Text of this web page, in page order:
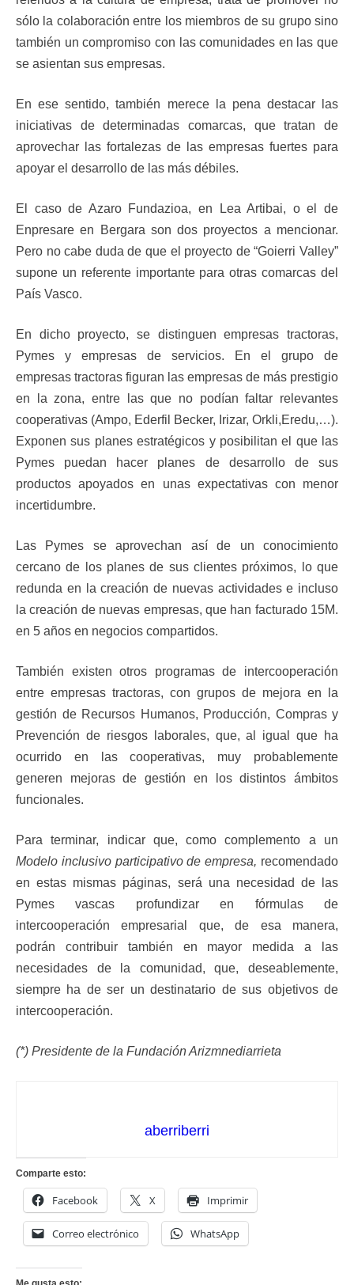
sólo la colaboración entre los miembros de su grupo sino
también un compromiso con las comunidades en las que
se asientan sus empresas.
En ese sentido, también merece la pena destacar las
iniciativas de determinadas comarcas, que tratan de
aprovechar las fortalezas de las empresas fuertes para
apoyar el desarrollo de las más débiles.
El caso de Azaro Fundazioa, en Lea Artibai, o el de
Enpresare en Bergara son dos proyectos a mencionar.
Pero no cabe duda de que el proyecto de “Goierri Valley”
supone un referente importante para otras comarcas del
País Vasco.
En dicho proyecto, se distinguen empresas tractoras,
Pymes y empresas de servicios. En el grupo de
empresas tractoras figuran las empresas de más prestigio
en la zona, entre las que no podían faltar relevantes
cooperativas (Ampo, Ederfil Becker, Irizar, Orkli,Eredu,…).
Exponen sus planes estratégicos y posibilitan el que las
Pymes puedan hacer planes de desarrollo de sus
productos apoyados en unas expectativas con menor
incertidumbre.
Las Pymes se aprovechan así de un conocimiento
cercano de los planes de sus clientes próximos, lo que
redunda en la creación de nuevas actividades e incluso
la creación de nuevas empresas, que han facturado 15M.
en 5 años en negocios compartidos.
También existen otros programas de intercooperación
entre empresas tractoras, con grupos de mejora en la
gestión de Recursos Humanos, Producción, Compras y
Prevención de riesgos laborales, que, al igual que ha
ocurrido en las cooperativas, muy probablemente
generen mejoras de gestión en los distintos ámbitos
funcionales.
Para terminar, indicar que, como complemento a un
Modelo inclusivo participativo de empresa, recomendado
en estas mismas páginas, será una necesidad de las
Pymes vascas profundizar en fórmulas de
intercooperación empresarial que, de esa manera,
podrán contribuir también en mayor medida a las
necesidades de la comunidad, que, deseablemente,
siempre ha de ser un destinatario de sus objetivos de
intercooperación.
(*) Presidente de la Fundación Arizmnediarrieta
aberriberri
Comparte esto:
Facebook X Imprimir
Correo electrónico WhatsApp